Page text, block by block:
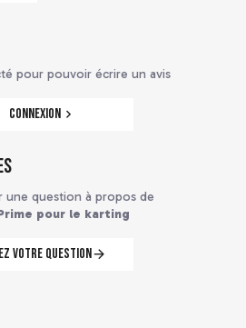
K
(7)
pour pouvoir écrire un avis
Connexion
une question à propos de
pour le karting
votre question